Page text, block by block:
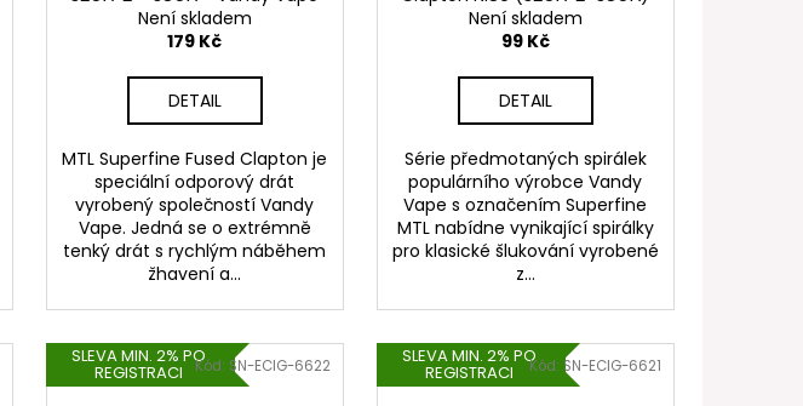
(3m)
Není skladem
179 Kč
DETAIL
MTL Superfine Fused Clapton je
speciální odporový drát
vyrobený společností Vandy
Vape. Jedná se o extrémně
tenký drát s rychlým náběhem
žhavení a...
(1,2ohm) (10ks)
Není skladem
99 Kč
DETAIL
Série předmotaných spirálek
populárního výrobce Vandy
Vape s označením Superfine
MTL nabídne vynikající spirálky
pro klasické šlukování vyrobené
z...
SLEVA MIN. 2% PO
REGISTRACI Kód: SN-ECIG-6622 SLEVA MIN. 2% PO
REGISTRACI Kód: SN-ECIG-6621